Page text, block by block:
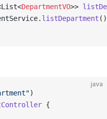
List<DepartmentVO>>
. listDepartment
java
")
{